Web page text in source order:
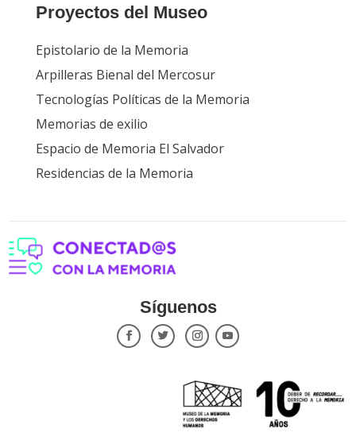
Proyectos del Museo
Epistolario de la Memoria
Arpilleras Bienal del Mercosur
Tecnologías Políticas de la Memoria
Memorias de exilio
Espacio de Memoria El Salvador
Residencias de la Memoria
Síguenos